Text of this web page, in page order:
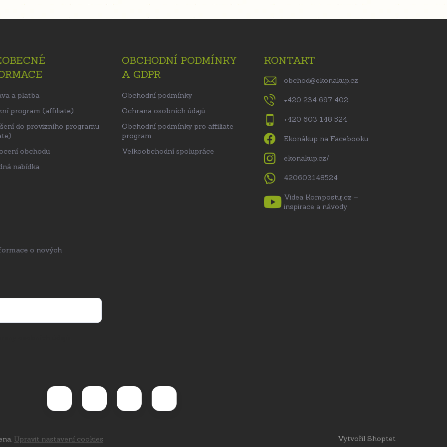
a platba
program (affiliate)
do provizního programu
obchodu
nabídka
OBCHODNÍ PODMÍNKY
A GDPR
Obchodní podmínky
Ochrana osobních údajů
Obchodní podmínky pro affiliate
program
Velkoobchodní spolupráce
KONTAKT
obchod@ekonakup.cz
+420 234 697 402
+420 603 148 524
Ekonákup na Facebooku
ekonakup.cz/
420603148524
Videa Kompostuj.cz –
inspirace a návody
o nových
.
Vytvořil Shoptet
Upravit nastavení cookies